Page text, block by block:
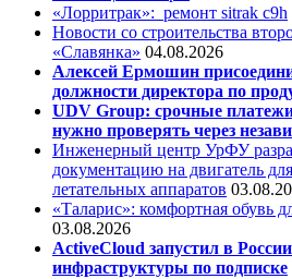
«Лорритрак»: ремонт sitrak c9h
Новости со строительства
«Славянка» 04.08.2026
Алексей Ермошин
должности директора по
UDV Group: срочные
нужно проверять через
Инженерный центр УрФУ
документацию на двигатель
летательных аппаратов
«Таларис»: комфортная обувь
03.08.2026
ActiveCloud запустил в
инфраструктуры по подписке